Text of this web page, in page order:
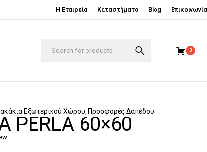
Η Εταιρεία Καταστήματα Blog Επικοινωνία
0
Εξωτερικού Χώρου, Προσφορές Δαπέδου
PERLA 60×60